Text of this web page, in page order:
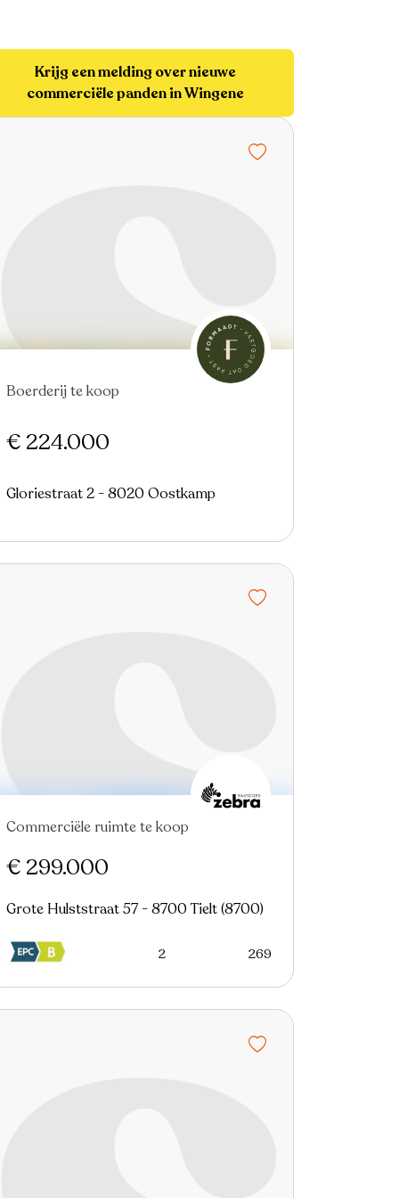
Krijg een melding over nieuwe
commerciële panden in Wingene
Nieuw
Boerderij te koop
€ 224.000
Gloriestraat 2 - 8020 Oostkamp
Commerciële ruimte te koop
€ 299.000
Grote Hulststraat 57 - 8700 Tielt (8700)
2 269